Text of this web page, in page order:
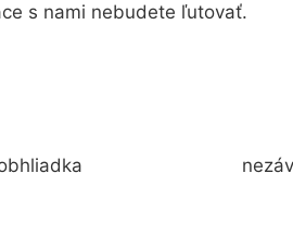
s nami nebudete ľutovať.